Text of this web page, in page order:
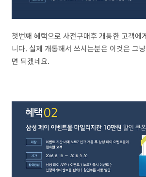
첫번째 혜택으로 사전구매후 개통한 고객에
니다. 실제 개통해서 쓰시는분은 이것은 그
면 되겠네요.